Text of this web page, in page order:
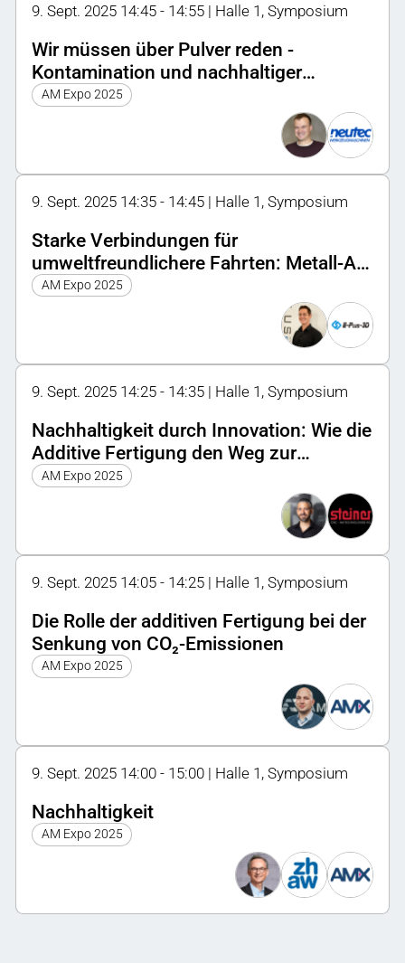
9. Sept. 2025 14:45 - 14:55 | Halle 1, Symposium
Wir müssen über Pulver reden -
Kontamination und nachhaltiger
Arbeitsschutz
AM Expo 2025
9. Sept. 2025 14:35 - 14:45 | Halle 1, Symposium
Starke Verbindungen für
umweltfreundlichere Fahrten: Metall-AM
für E-Bikes der nächsten Generation
AM Expo 2025
9. Sept. 2025 14:25 - 14:35 | Halle 1, Symposium
Nachhaltigkeit durch Innovation: Wie die
Additive Fertigung den Weg zur
Kreislaufwirtschaft ebnet
AM Expo 2025
9. Sept. 2025 14:05 - 14:25 | Halle 1, Symposium
Die Rolle der additiven Fertigung bei der
Senkung von CO₂-Emissionen
AM Expo 2025
9. Sept. 2025 14:00 - 15:00 | Halle 1, Symposium
Nachhaltigkeit
AM Expo 2025